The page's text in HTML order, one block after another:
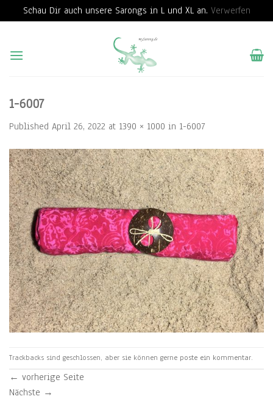
Schau Dir auch unsere Sarongs in L und XL an. Verwerfen
content
1-6007
Published April 26, 2022 at 1390 × 1000 in 1-6007
Trackbacks sind geschlossen, aber sie können gerne poste ein kommentar.
← vorherige Seite
Nächste →